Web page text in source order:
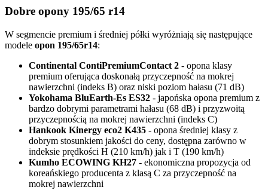
Dobre opony 195/65 r14
W segmencie premium i średniej półki wyróżniają się następujące
modele opon 195/65r14:
Continental ContiPremiumContact 2 - opona klasy
premium oferująca doskonałą przyczepność na mokrej
nawierzchni (indeks B) oraz niski poziom hałasu (71 dB)
Yokohama BluEarth-Es ES32 - japońska opona premium z
bardzo dobrymi parametrami hałasu (68 dB) i przyzwoitą
przyczepnością na mokrej nawierzchni (indeks C)
Hankook Kinergy eco2 K435 - opona średniej klasy z
dobrym stosunkiem jakości do ceny, dostępna zarówno w
indeksie prędkości H (210 km/h) jak i T (190 km/h)
Kumho ECOWING KH27 - ekonomiczna propozycja od
koreańskiego producenta z klasą C za przyczepność na
mokrej nawierzchni